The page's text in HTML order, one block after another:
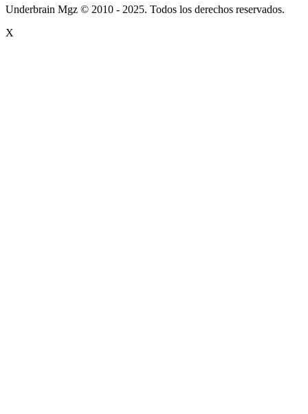
Underbrain Mgz © 2010 - 2025. Todos los derechos reservados.
X